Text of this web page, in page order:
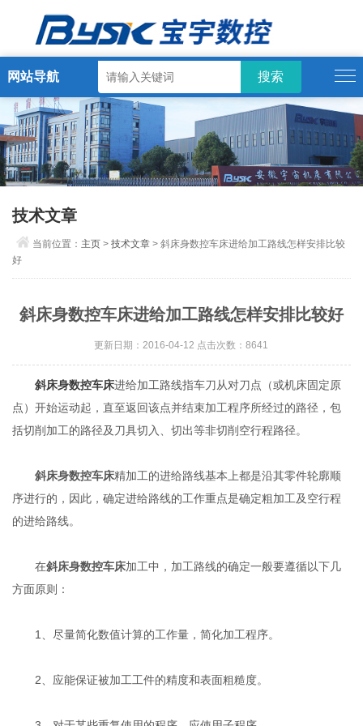
网站导航
技术文章
当前位置： 主页 >技术文章 > 斜床身数控车床进给加工路线怎样安排比较
好
斜床身数控车床进给加工路线怎样安排比较好
更新日期：2016-04-12 点击次数：8641
斜床身数控车床进给加工路线指车刀从对刀点（或机床固定原
点）开始运动起，直至返回该点并结束加工程序所经过的路径，包
括切削加工的路径及刀具切入、切出等非切削空行程路径。
斜床身数控车床精加工的进给路线基本上都是沿其零件轮廓顺
序进行的，因此，确定进给路线的工作重点是确定粗加工及空行程
的进给路线。
在斜床身数控车床加工中，加工路线的确定一般要遵循以下几
方面原则：
1、尽量简化数值计算的工作量，简化加工程序。
2、应能保证被加工工件的精度和表面粗糙度。